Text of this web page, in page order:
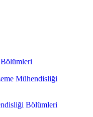
Mühendisliği
Bölümleri